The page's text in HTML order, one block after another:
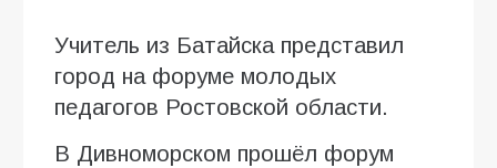
Учитель из Батайска представил
город на форуме молодых
педагогов Ростовской области.
В Дивноморском прошёл форум